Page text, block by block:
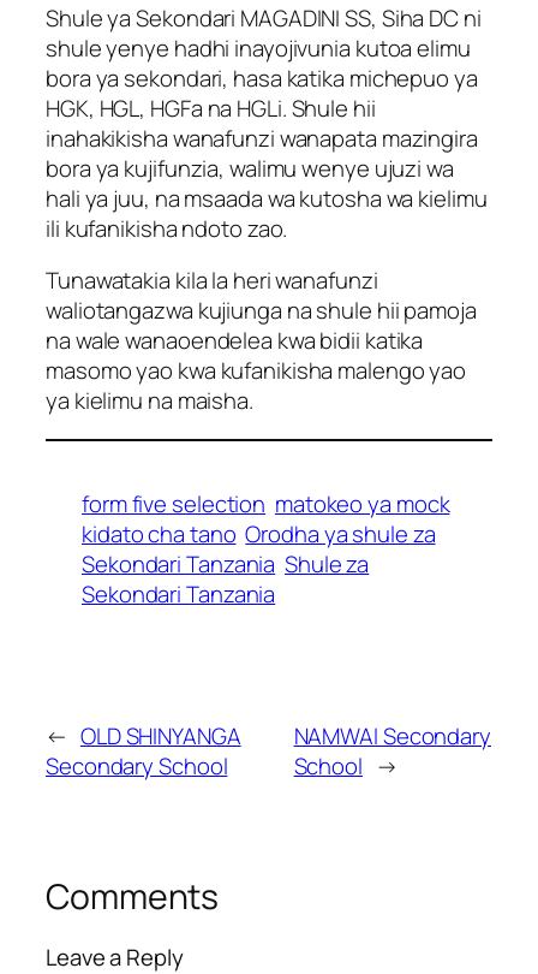
Shule ya Sekondari MAGADINI SS, Siha DC ni
shule yenye hadhi inayojivunia kutoa elimu
bora ya sekondari, hasa katika michepuo ya
HGK, HGL, HGFa na HGLi. Shule hii
inahakikisha wanafunzi wanapata mazingira
bora ya kujifunzia, walimu wenye ujuzi wa
hali ya juu, na msaada wa kutosha wa kielimu
ili kufanikisha ndoto zao.
Tunawatakia kila la heri wanafunzi
waliotangazwa kujiunga na shule hii pamoja
na wale wanaoendelea kwa bidii katika
masomo yao kwa kufanikisha malengo yao
ya kielimu na maisha.
form five selection matokeo ya mock
kidato cha tano Orodha ya shule za
Sekondari Tanzania Shule za
Sekondari Tanzania
← OLD SHINYANGA
Secondary School
NAMWAI Secondary
School →
Comments
Leave a Reply